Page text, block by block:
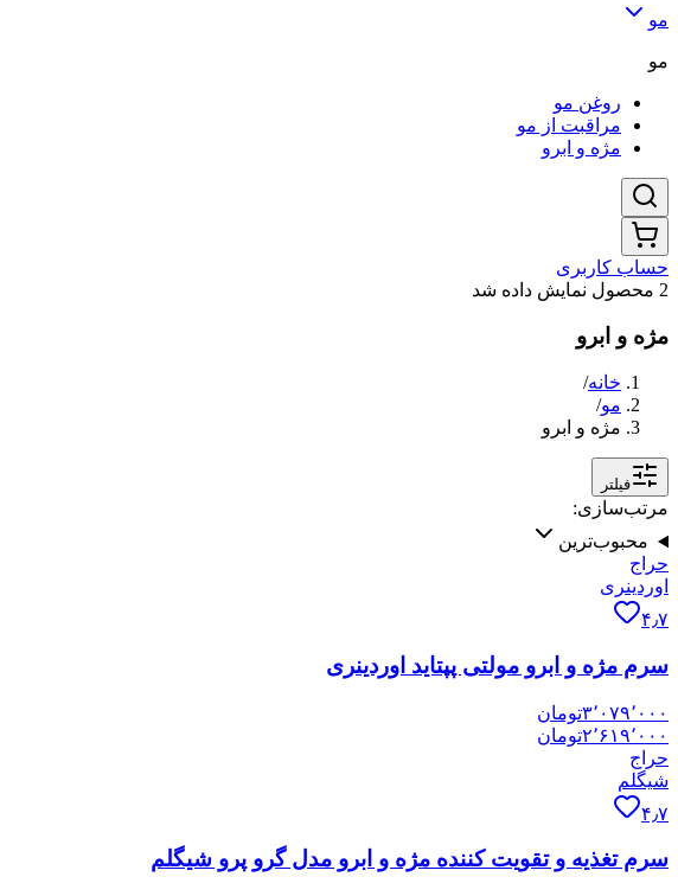
مو
مو
روغن مو
مراقبت از مو
مژه و ابرو
حساب کاربری
2 محصول نمایش داده شد
مژه و ابرو
خانه/
مو/
مژه و ابرو
فیلتر
مرتب‌سازی:
محبوب‌ترین
حراج
اوردینری
۴٫۷
سرم مژه و ابرو مولتی پپتاید اوردینری
۳٬۰۷۹٬۰۰۰تومان
۲٬۶۱۹٬۰۰۰تومان
حراج
شیگلم
۴٫۷
سرم تغذیه و تقویت کننده مژه و ابرو مدل گرو پرو شیگلم